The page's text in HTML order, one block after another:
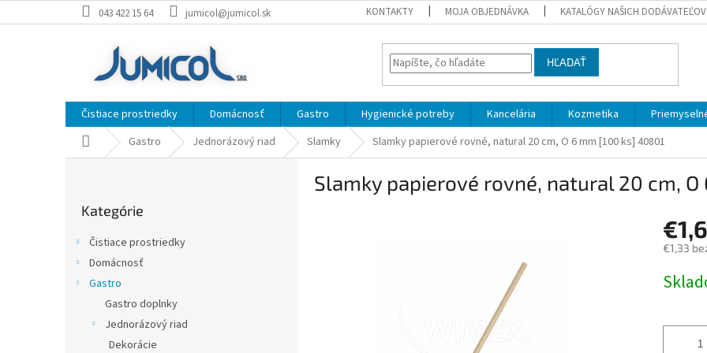
na
043 422 15 64 jumicol@jumicol.sk KONTAKTY MOJA OBJEDNÁVKA KATALÓGY NAŠICH DODÁVATEĽOV
HĽADAŤ
Čistiace prostriedky Domácnosť Gastro Hygienické potreby Kancelária Kozmetika
Domov Gastro Jednorázový riad Slamky Slamky papierové rovné, natural 20 cm, O 6 mm [100 ks] 40801
kategórie
Kategórie
Čistiace prostriedky
Domácnosť
Gastro
Gastro doplnky
Jednorázový riad
Dekorácie
Slamky papierové rovné, natural 20 cm, O
€1,33
cena: